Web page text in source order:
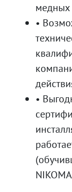
медных
•
•